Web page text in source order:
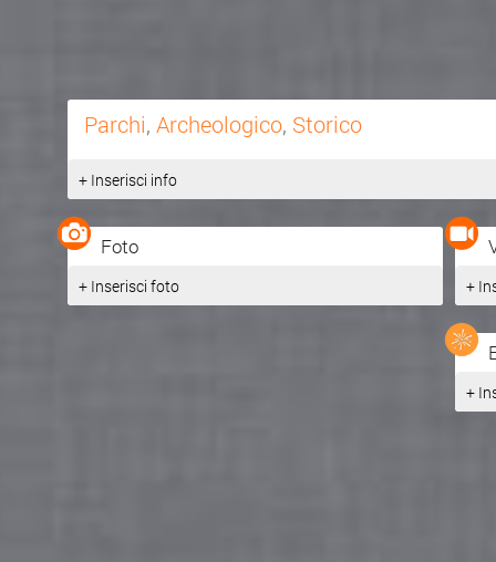
Parchi,Archeologico, Storico
+ Inserisci info
Foto
+ Inserisci foto +
+